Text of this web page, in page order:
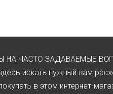
НА ЧАСТО ЗАДАВАЕМЫЕ
искать нужный вам
в этом интернет-